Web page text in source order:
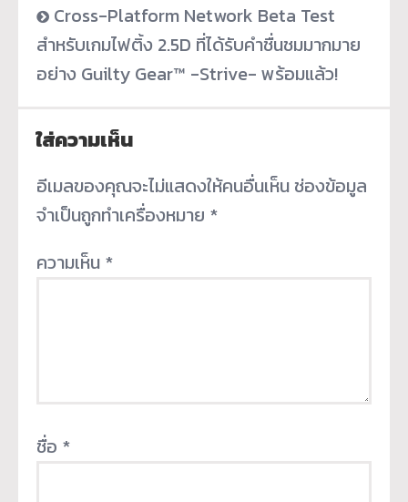
Cross-Platform Network Beta Test
สำหรับเกมไฟติ้ง 2.5D ที่ได้รับคำชื่นชมมากมาย
อย่าง Guilty Gear™ -Strive- พร้อมแล้ว!
ใส่ความเห็น
อีเมลของคุณจะไม่แสดงให้คนอื่นเห็น ช่องข้อมูล
จำเป็นถูกทำเครื่องหมาย *
ความเห็น *
ชื่อ *